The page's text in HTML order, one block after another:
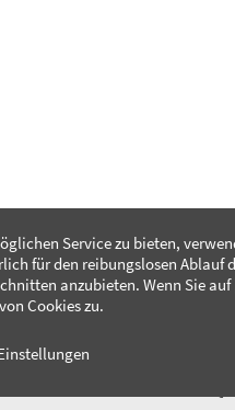
Service zu bieten,
für den reibungslosen Ablauf
anzubieten. Wenn Sie
Cookies zu.